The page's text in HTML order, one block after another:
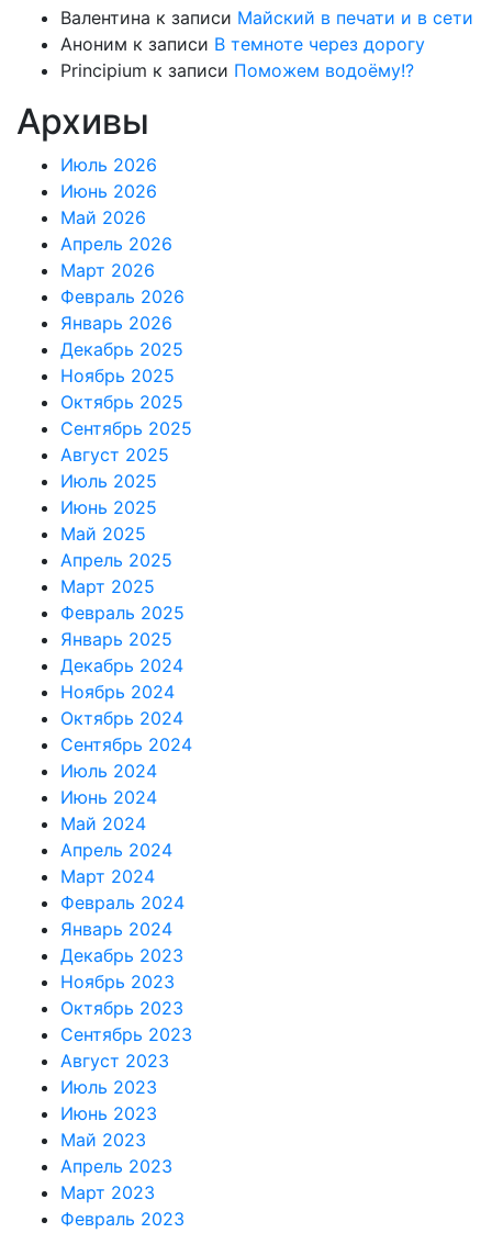
Валентина к записи Майский в печати и в сети
Аноним к записи В темноте через дорогу
Principium к записи Поможем водоёму!?
Архивы
Июль 2026
Июнь 2026
Май 2026
Апрель 2026
Март 2026
Февраль 2026
Январь 2026
Декабрь 2025
Ноябрь 2025
Октябрь 2025
Сентябрь 2025
Август 2025
Июль 2025
Июнь 2025
Май 2025
Апрель 2025
Март 2025
Февраль 2025
Январь 2025
Декабрь 2024
Ноябрь 2024
Октябрь 2024
Сентябрь 2024
Июль 2024
Июнь 2024
Май 2024
Апрель 2024
Март 2024
Февраль 2024
Январь 2024
Декабрь 2023
Ноябрь 2023
Октябрь 2023
Сентябрь 2023
Август 2023
Июль 2023
Июнь 2023
Май 2023
Апрель 2023
Март 2023
Февраль 2023